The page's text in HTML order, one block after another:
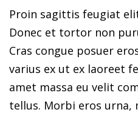
Proin sagittis feugiat
Donec et tortor non
Cras congue posuer
varius ex ut ex laoreet
amet massa eu velit
tellus. Morbi eros